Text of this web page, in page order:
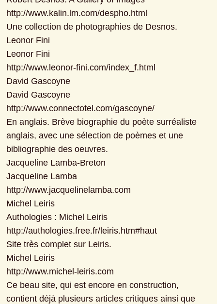
http://www.kalin.lm.com/despho.html
Une collection de photographies de Desnos.
Leonor Fini
Leonor Fini
http://www.leonor-fini.com/index_f.html
David Gascoyne
David Gascoyne
http://www.connectotel.com/gascoyne/
En anglais. Brève biographie du poète surréaliste
anglais, avec une sélection de poèmes et une
bibliographie des oeuvres.
Jacqueline Lamba-Breton
Jacqueline Lamba
http://www.jacquelinelamba.com
Michel Leiris
Authologies : Michel Leiris
http://authologies.free.fr/leiris.htm#haut
Site très complet sur Leiris.
Michel Leiris
http://www.michel-leiris.com
Ce beau site, qui est encore en construction,
contient déjà plusieurs articles critiques ainsi que